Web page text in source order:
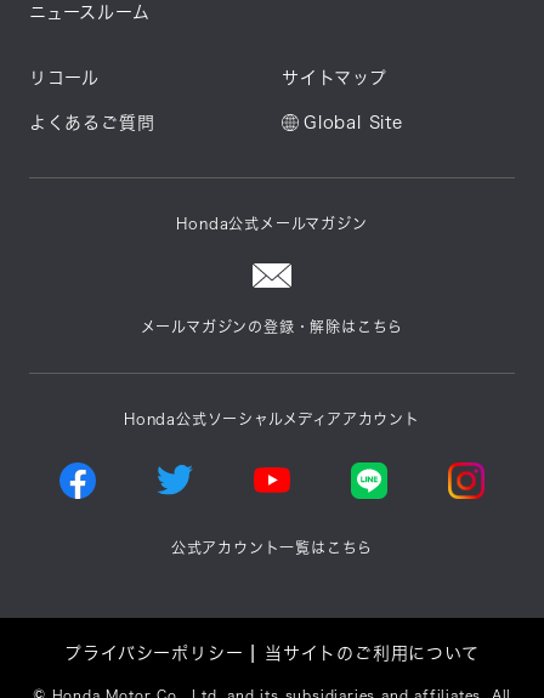
ニュースルーム
リコール
よくあるご質問
サイトマップ
Global Site
Honda公式メールマガジン
メールマガジンの登録・解除はこちら
Honda公式ソーシャルメディアアカウント
公式アカウント一覧はこちら
プライバシーポリシー 当サイトのご利用について
Honda Motor Co., Ltd. and its subsidiaries and affiliates. All